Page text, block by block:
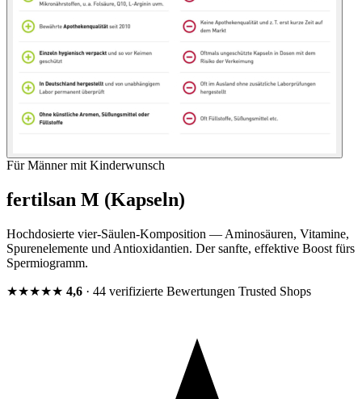
Für Männer mit Kinderwunsch
fertilsan M (Kapseln)
Hochdosierte vier-Säulen-Komposition — Aminosäuren, Vitamine,
Spurenelemente und Antioxidantien. Der sanfte, effektive Boost fürs
Spermiogramm.
★★★★★ 4,6 · 44 verifizierte Bewertungen Trusted Shops